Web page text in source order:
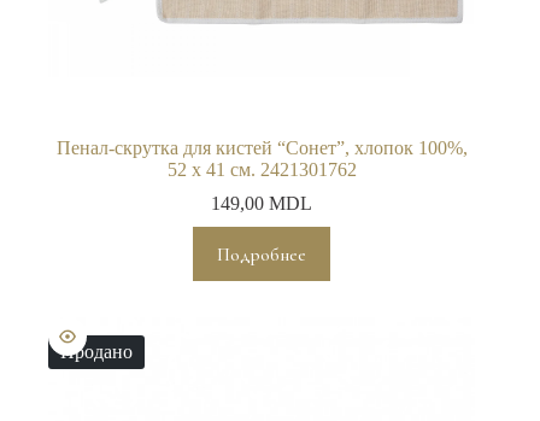
Пенал-скрутка для кистей “Сонет”, хлопок 100%,
52 х 41 см. 2421301762
149,00MDL
Подробнее
Продано